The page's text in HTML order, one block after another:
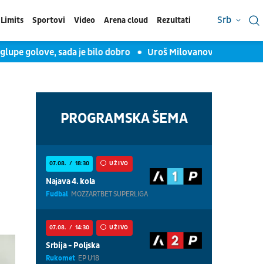
Limits Sportovi Video Arena cloud Rezultati Srb
golove, sada je bilo dobro Uroš Milovanović za TV Arena
PROGRAMSKA ŠEMA
07.08. 18:30 UŽIVO
Najava 4. kola
Fudbal MOZZARTBET SUPERLIGA
07.08. 14:30 UŽIVO
Srbija - Poljska
Rukomet EP U18